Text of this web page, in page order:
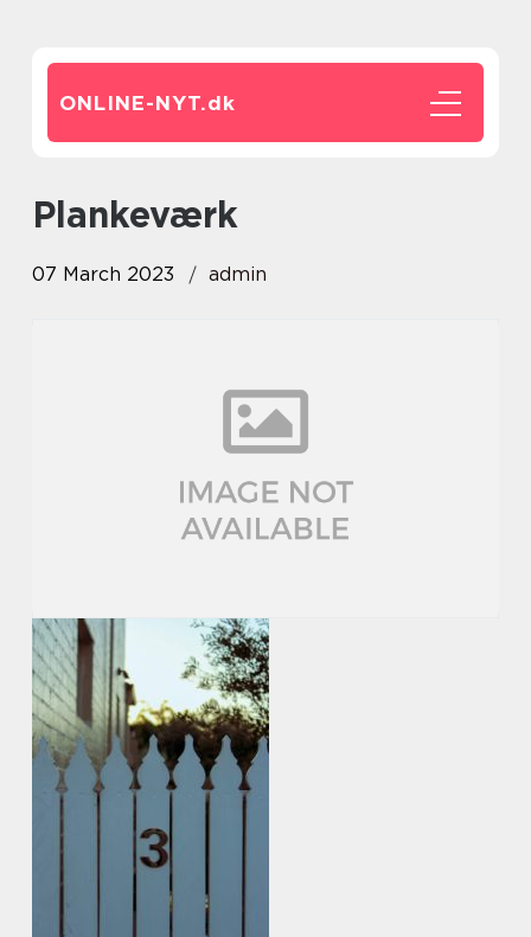
ONLINE-NYT.dk
Plankeværk
07 March 2023 admin